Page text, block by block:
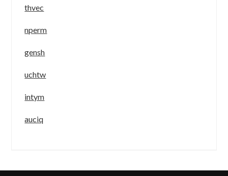
thvec
nperm
gensh
uchtw
intym
auciq